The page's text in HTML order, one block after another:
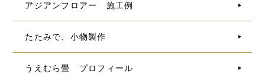
アジアンフロアー 施工例
たたみで、小物製作
うえむら畳 プロフィール